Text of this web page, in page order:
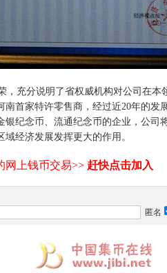
充分说明了省权威机构对公司在本
南首家特许零售商，经过近20年的发
银纪念币、流通纪念币的企业，公司
经济发展发挥更大的作用。
匿名